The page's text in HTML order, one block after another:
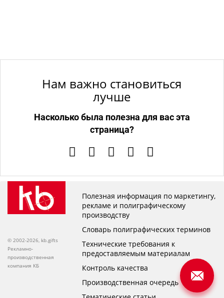
Нам важно становиться
лучше
Насколько была полезна для вас эта
страница?
© 2002-2026, kb.gifts
Рекламно-
производственная
компания КБ
Полезная информация по маркетингу,
рекламе и полиграфическому
производству
Словарь полиграфических терминов
Технические требования к
предоставляемым материалам
Контроль качества
Производственная очередь